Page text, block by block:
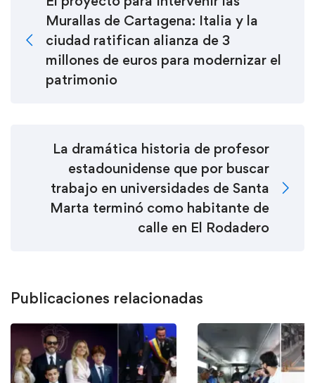
Murallas de Cartagena: Italia y la
ciudad ratifican alianza de 3
millones de euros para modernizar el
patrimonio
La dramática historia de profesor
estadounidense que por buscar
trabajo en universidades de Santa
Marta terminó como habitante de
calle en El Rodadero
Publicaciones relacionadas